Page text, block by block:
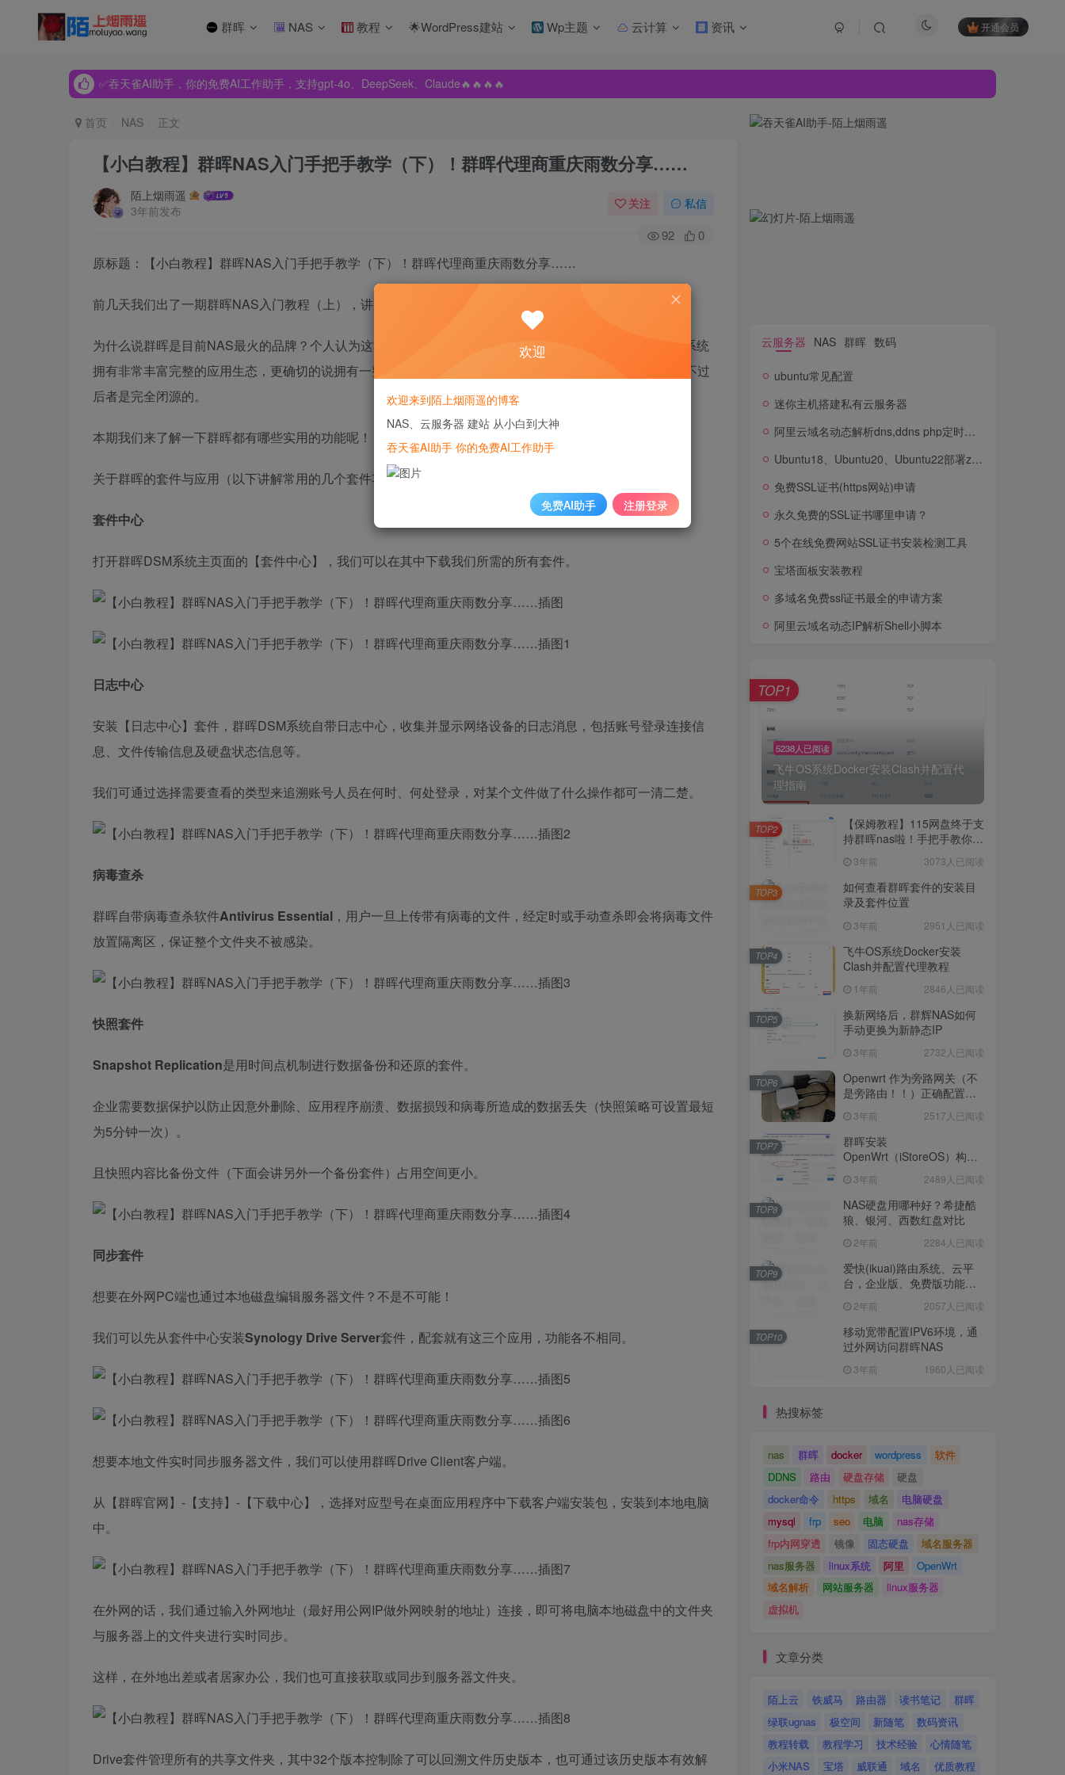
群晖 NAS 教程 🌟WordPress建站 Wp主题 云计算 资讯 开通会员
✅吞天雀AI助手，你的免费AI工作助手，支持gpt-4o、DeepSeek、Claude🔥🔥🔥🔥
✅吞天雀AI助手，你的免费AI工作助手，支持gpt-4o、DeepSeek、Claude🔥🔥🔥🔥
✅吞天雀AI助手，你的免费AI工作助手，支持gpt-4o、DeepSeek、Claude🔥🔥🔥🔥
首页
NAS 正文
【小白教程】群晖NAS入门手把手教学（下）！群晖代理商重庆雨数分享……
陌上烟雨遥
3年前发布
关注 私信
92 0
原标题：【小白教程】群晖NAS入门手把手教学（下）！群晖代理商重庆雨数分享……
前几天我们出了一期群晖NAS入门教程（上），讲了群晖入门基本配置功能。
为什么说群晖是目前NAS最火的品牌？个人认为这和它的DSM系统有直接关系，而DSM系统的核心就是该系统
拥有非常丰富完整的应用生态，更确切的说拥有一整个套件中心！这和苹果产品的IOS生态系统差不多，只不过
后者是完全闭源的。
本期我们来了解一下群晖都有哪些实用的功能呢！
关于群晖的套件与应用（以下讲解常用的几个套件功能）
套件中心
打开群晖DSM系统主页面的【套件中心】，我们可以在其中下载我们所需的所有套件。
日志中心
安装【日志中心】套件，群晖DSM系统自带日志中心，收集并显示网络设备的日志消息，包括账号登录连接信
息、文件传输信息及硬盘状态信息等。
我们可通过选择需要查看的类型来追溯账号人员在何时、何处登录，对某个文件做了什么操作都可一清二楚。
病毒查杀
群晖自带病毒查杀软件Antivirus Essential ，用户一旦上传带有病毒的文件，经定时或手动查杀即会将病毒文件
放置隔离区，保证整个文件夹不被感染。
快照套件
Snapshot Replication是用时间点机制进行数据备份和还原的套件。
企业需要数据保护以防止因意外删除、应用程序崩溃、数据损毁和病毒所造成的数据丢失（快照策略可设置最短
为5分钟一次）。
且快照内容比备份文件（下面会讲另外一个备份套件）占用空间更小。
同步套件
想要在外网PC端也通过本地磁盘编辑服务器文件？不是不可能！
我们可以先从套件中心安装Synology Drive Server套件，配套就有这三个应用，功能各不相同。
想要本地文件实时同步服务器文件，我们可以使用群晖Drive Client客户端。
从【群晖官网】-【支持】-【下载中心】，选择对应型号在桌面应用程序中下载客户端安装包，安装到本地电脑
中。
在外网的话，我们通过输入外网地址（最好用公网IP做外网映射的地址）连接，即可将电脑本地磁盘中的文件夹
与服务器上的文件夹进行实时同步。
这样，在外地出差或者居家办公，我们也可直接获取或同步到服务器文件夹。
Drive套件管理所有的共享文件夹，其中32个版本控制除了可以回溯文件历史版本，也可通过该历史版本有效解
云服务器 NAS 群晖 数码
ubuntu常见配置
迷你主机搭建私有云服务器
阿里云域名动态解析dns,ddns php定时更新
Ubuntu18、Ubuntu20、Ubuntu22部署zabbix6.0
免费SSL证书(https网站)申请
永久免费的SSL证书哪里申请？
5个在线免费网站SSL证书安装检测工具
宝塔面板安装教程
多域名免费ssl证书最全的申请方案
阿里云域名动态IP解析Shell小脚本
5238人已阅读
飞牛OS系统Docker安装Clash并配置代
理指南
TOP1
【保姆教程】115网盘终于支
持群晖nas啦！手把手教你群
盘！3年前 3073人已阅读
TOP2
如何查看群晖套件的安装目
录及套件位置
3年前 2951人已阅读
TOP3
飞牛OS系统Docker安装
Clash并配置代理教程
1年前 2846人已阅读
TOP4
换新网络后，群辉NAS如何
手动更换为新静态IP
3年前 2732人已阅读
TOP5
Openwrt 作为旁路网关（不
是旁路由！！）正确配置方
3年前 2517人已阅读
TOP6
群晖安装
OpenWrt（iStoreOS）构建
3年前 2489人已阅读
TOP7
NAS硬盘用哪种好？希捷酷
狼、银河、西数红盘对比
2年前 2284人已阅读
TOP8
爱快(ikuai)路由系统、云平
台，企业版、免费版功能对
2年前 2057人已阅读
TOP9
移动宽带配置IPV6环境，通
过外网访问群晖NAS
3年前 1960人已阅读
TOP10
热搜标签
nas 群晖 docker wordpress
软件
DDNS
路由 硬盘存储
硬盘
docker命令
https 域名
电脑硬盘
mysql
frp seo 电脑
nas存储
frp内网穿透
镜像 固态硬盘
域名服务器
nas服务器
linux系统 阿里
OpenWrt
域名解析
网站服务器
linux服务器
虚拟机
文章分类
陌上云 铁威马 路由器 读书笔记
群晖
绿联ugnas
极空间 新随笔
数码资讯
教程转载
教程学习 技术经验
心情随笔
小米NAS
宝塔 威联通 域名
优质教程
欢迎
欢迎来到陌上烟雨遥的博客
NAS、云服务器 建站 从小白到大神
吞天雀AI助手 你的免费AI工作助手
免费AI助手 注册登录